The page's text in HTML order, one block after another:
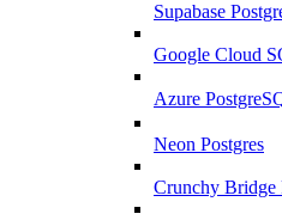
Supabase
Google Cloud
Azure
Neon Postgres
Crunchy Bridge